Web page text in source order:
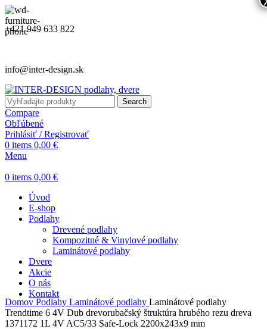
+421 949 633 822
info@inter-design.sk
Search
Compare
Obľúbené
Prihlásiť / Registrovať
0 items 0,00 €
Menu
0 items 0,00 €
Úvod
E-shop
Podlahy
Drevené podlahy
Kompozitné & Vinylové podlahy
Laminátové podlahy
Dvere
Akcie
O nás
Kontakt
Domov Podlahy Laminátové podlahy Laminátové podlahy
Trendtime 6 4V Dub drevorubačský štruktúra hrubého rezu dreva
1371172 1L 4V AC5/33 Safe-Lock 2200x243x9 mm